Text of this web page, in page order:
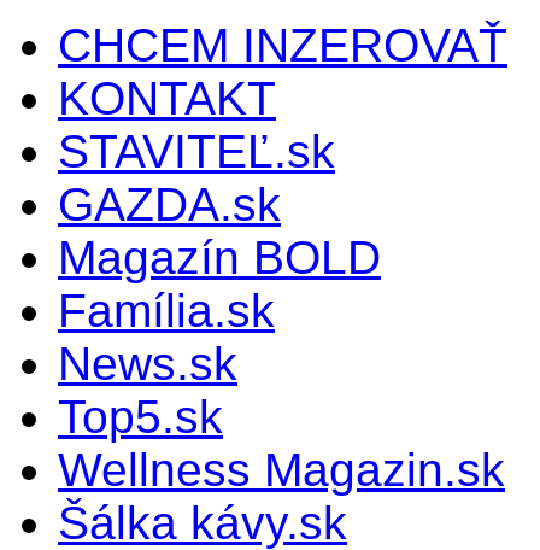
CHCEM INZEROVAŤ
KONTAKT
STAVITEĽ.sk
GAZDA.sk
Magazín BOLD
Família.sk
News.sk
Top5.sk
Wellness Magazin.sk
Šálka kávy.sk